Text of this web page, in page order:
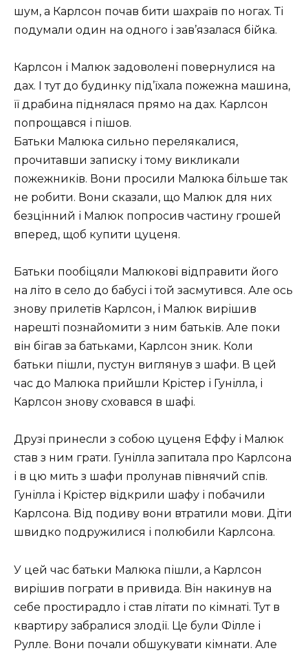
шум, а Карлсон почав бити шахраїв по ногах. Ті
подумали один на одного і зав’язалася бійка.
Карлсон і Малюк задоволені повернулися на
дах. І тут до будинку під’їхала пожежна машина,
її драбина піднялася прямо на дах. Карлсон
попрощався і пішов.
Батьки Малюка сильно перелякалися,
прочитавши записку і тому викликали
пожежників. Вони просили Малюка більше так
не робити. Вони сказали, що Малюк для них
безцінний і Малюк попросив частину грошей
вперед, щоб купити цуценя.
Батьки пообіцяли Малюкові відправити його
на літо в село до бабусі і той засмутився. Але ось
знову прилетів Карлсон, і Малюк вирішив
нарешті познайомити з ним батьків. Але поки
він бігав за батьками, Карлсон зник. Коли
батьки пішли, пустун виглянув з шафи. В цей
час до Малюка прийшли Крістер і Гунілла, і
Карлсон знову сховався в шафі.
Друзі принесли з собою цуценя Еффу і Малюк
став з ним грати. Гунілла запитала про Карлсона
і в цю мить з шафи пролунав півнячий спів.
Гунілла і Крістер відкрили шафу і побачили
Карлсона. Від подиву вони втратили мови. Діти
швидко подружилися і полюбили Карлсона.
У цей час батьки Малюка пішли, а Карлсон
вирішив пограти в привида. Він накинув на
себе простирадло і став літати по кімнаті. Тут в
квартиру забралися злодії. Це були Філле і
Рулле. Вони почали обшукувати кімнати. Але